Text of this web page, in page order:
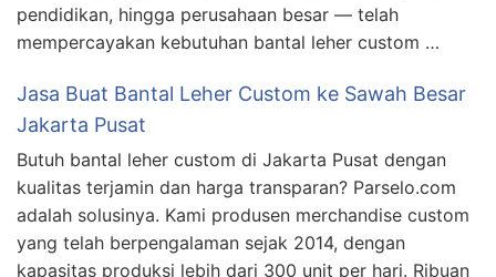
pendidikan, hingga perusahaan besar — telah
mempercayakan kebutuhan bantal leher custom …
Jasa Buat Bantal Leher Custom ke Sawah Besar
Jakarta Pusat
Butuh bantal leher custom di Jakarta Pusat dengan
kualitas terjamin dan harga transparan? Parselo.com
adalah solusinya. Kami produsen merchandise custom
yang telah berpengalaman sejak 2014, dengan
kapasitas produksi lebih dari 300 unit per hari. Ribuan